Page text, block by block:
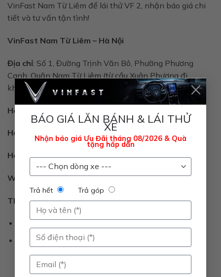
BÁO GIÁ LĂN BÁNH & LÁI THỬ
XE
Nhận báo giá Ưu Đãi tháng 08/2026 & Quà
tặng hấp dẫn
Trả hết Trả góp
×
VinFast Nam Từ Liêm để lái thử VF 2, nhận báo giá chi
tiết và tư vấn tận tình!
VinFast Nam Từ Liêm – Hà Nội
Địa chỉ: Số 1, Đường Trịnh Văn Bô, Phường Phương
Canh, Quận Nam Từ Liêm (từ cầu Xuân Phương đi
khoảng 70m)
Hotline mua xe
Hotline Dịch vụ : 090.228.0005
Hotline đặt hẹn: 0934.504.626
Website:www.vinfastnamtuliem.vn
Theo dõi chúng tôi:
YouTube:@vfnamtuliem.official
TikTok: @vinfastnamtuliemofficial